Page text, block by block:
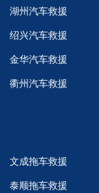
湖州汽车救援
绍兴汽车救援
金华汽车救援
衢州汽车救援
文成拖车救援
泰顺拖车救援